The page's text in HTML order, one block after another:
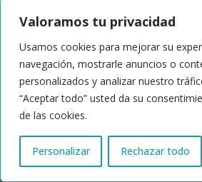
Valoramos tu privacidad
Usamos cookies para mejorar su
navegación, mostrarle anuncios o
personalizados y analizar nuestro
“Aceptar todo” usted da su
de las cookies.
Personalizar Rechazar todo
© 2024 | ACTRIS